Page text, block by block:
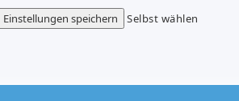
Einstellungen speichern
Selbst wählen